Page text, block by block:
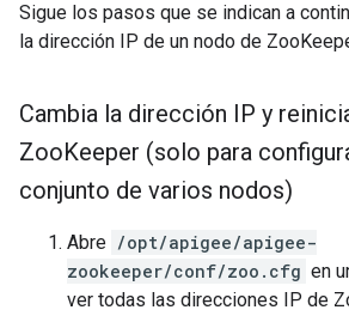
Sigue los pasos que se indican a
la dirección IP de un nodo de
Cambia la dirección IP y
ZooKeeper (solo para
conjunto de varios nodos)
Abre /opt/apigee/apigee-
zookeeper/conf/zoo.cfg en
ver todas las direcciones IP de